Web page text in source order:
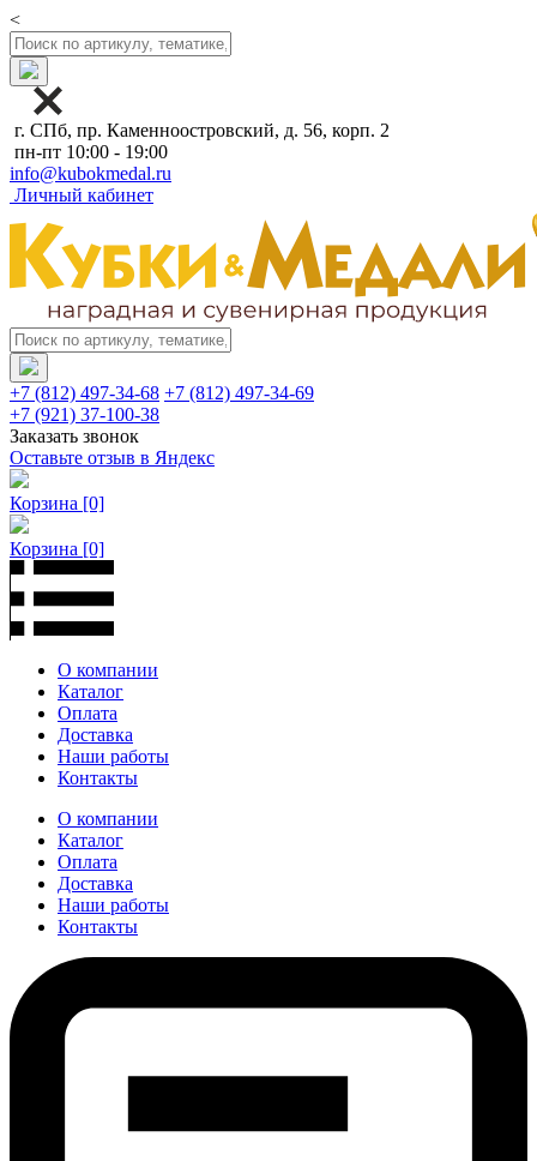
<
г. СПб, пр. Каменноостровский, д. 56, корп. 2
пн-пт 10:00 - 19:00
info@kubokmedal.ru
Личный кабинет
+7 (812) 497-34-68 +7 (812) 497-34-69
+7 (921) 37-100-38
Заказать звонок
Оставьте отзыв в Яндекс
Корзина [0]
Корзина [0]
О компании
Каталог
Оплата
Доставка
Наши работы
Контакты
О компании
Каталог
Оплата
Доставка
Наши работы
Контакты